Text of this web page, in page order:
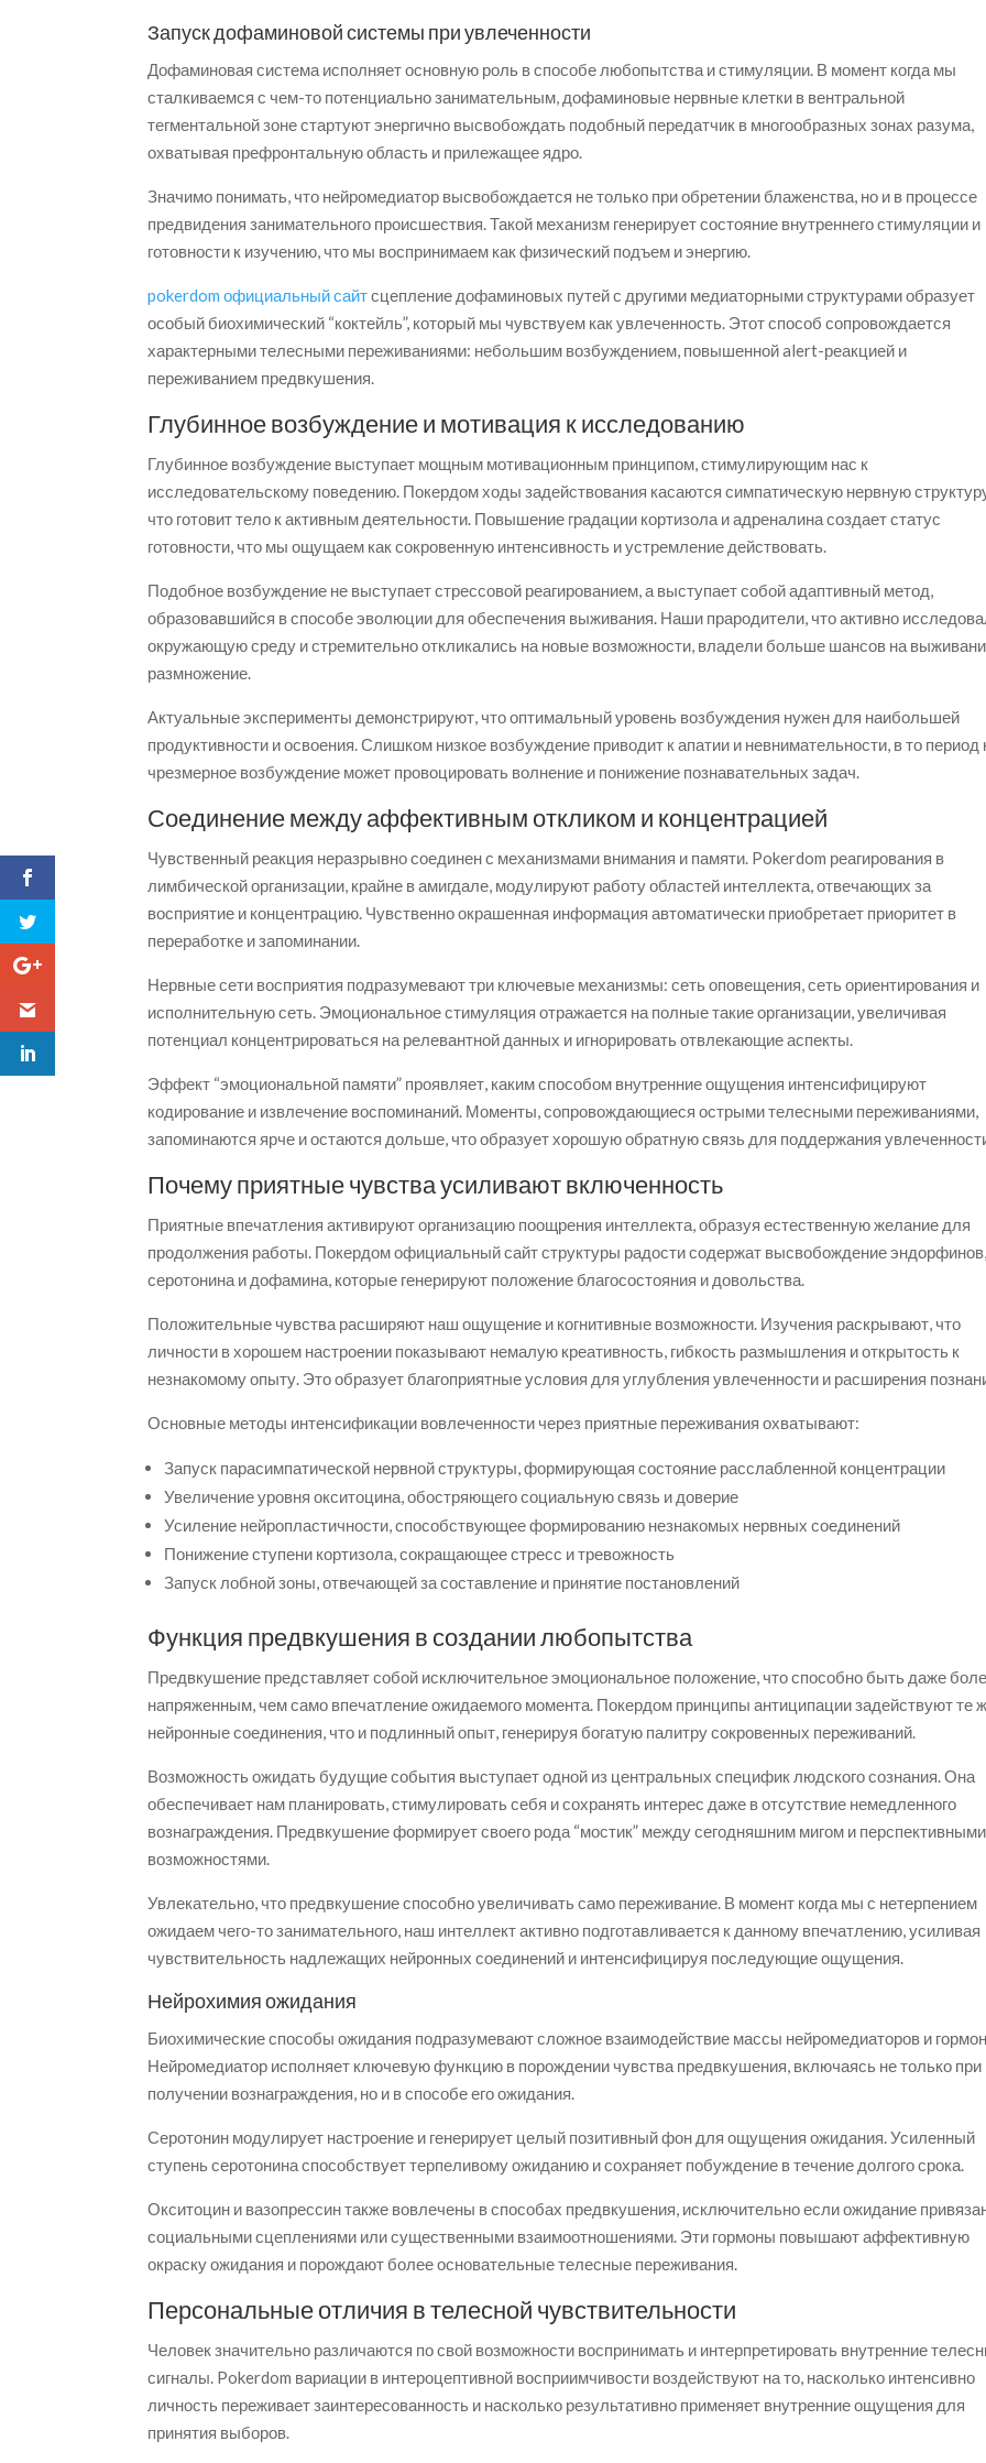
Запуск дофаминовой системы при увлеченности
Дофаминовая система исполняет основную роль в способе любопытства и стимуляции. В момент когда мы
сталкиваемся с чем-то потенциально занимательным, дофаминовые нервные клетки в вентральной
тегментальной зоне стартуют энергично высвобождать подобный передатчик в многообразных зонах разума,
охватывая префронтальную область и прилежащее ядро.
Значимо понимать, что нейромедиатор высвобождается не только при обретении блаженства, но и в процессе
предвидения занимательного происшествия. Такой механизм генерирует состояние внутреннего стимуляции и
готовности к изучению, что мы воспринимаем как физический подъем и энергию.
pokerdom официальный сайтсцепление дофаминовых путей с другими медиаторными структурами образует
особый биохимический “коктейль”, который мы чувствуем как увлеченность. Этот способ сопровождается
характерными телесными переживаниями: небольшим возбуждением, повышенной alert-реакцией и
переживанием предвкушения.
Глубинное возбуждение и мотивация к исследованию
Глубинное возбуждение выступает мощным мотивационным принципом, стимулирующим нас к
исследовательскому поведению. Покердом ходы задействования касаются симпатическую нервную
что готовит тело к активным деятельности. Повышение градации кортизола и адреналина создает статус
готовности, что мы ощущаем как сокровенную интенсивность и устремление действовать.
Подобное возбуждение не выступает стрессовой реагированием, а выступает собой адаптивный метод,
образовавшийся в способе эволюции для обеспечения выживания. Наши прародители, что активно
окружающую среду и стремительно откликались на новые возможности, владели больше шансов на
размножение.
Актуальные эксперименты демонстрируют, что оптимальный уровень возбуждения нужен для наибольшей
продуктивности и освоения. Слишком низкое возбуждение приводит к апатии и невнимательности, в то период
чрезмерное возбуждение может провоцировать волнение и понижение познавательных задач.
Соединение между аффективным откликом и концентрацией
Чувственный реакция неразрывно соединен с механизмами внимания и памяти. Pokerdom реагирования в
лимбической организации, крайне в амигдале, модулируют работу областей интеллекта, отвечающих за
восприятие и концентрацию. Чувственно окрашенная информация автоматически приобретает приоритет в
переработке и запоминании.
Нервные сети восприятия подразумевают три ключевые механизмы: сеть оповещения, сеть ориентирования и
исполнительную сеть. Эмоциональное стимуляция отражается на полные такие организации, увеличивая
потенциал концентрироваться на релевантной данных и игнорировать отвлекающие аспекты.
Эффект “эмоциональной памяти” проявляет, каким способом внутренние ощущения интенсифицируют
кодирование и извлечение воспоминаний. Моменты, сопровождающиеся острыми телесными переживаниями,
запоминаются ярче и остаются дольше, что образует хорошую обратную связь для поддержания
Почему приятные чувства усиливают включенность
Приятные впечатления активируют организацию поощрения интеллекта, образуя естественную желание для
продолжения работы. Покердом официальный сайт структуры радости содержат высвобождение
серотонина и дофамина, которые генерируют положение благосостояния и довольства.
Положительные чувства расширяют наш ощущение и когнитивные возможности. Изучения раскрывают, что
личности в хорошем настроении показывают немалую креативность, гибкость размышления и открытость к
незнакомому опыту. Это образует благоприятные условия для углубления увлеченности и расширения
Основные методы интенсификации вовлеченности через приятные переживания охватывают:
Запуск парасимпатической нервной структуры, формирующая состояние расслабленной концентрации
Увеличение уровня окситоцина, обостряющего социальную связь и доверие
Усиление нейропластичности, способствующее формированию незнакомых нервных соединений
Понижение ступени кортизола, сокращающее стресс и тревожность
Запуск лобной зоны, отвечающей за составление и принятие постановлений
Функция предвкушения в создании любопытства
Предвкушение представляет собой исключительное эмоциональное положение, что способно быть даже
напряженным, чем само впечатление ожидаемого момента. Покердом принципы антиципации задействуют те
нейронные соединения, что и подлинный опыт, генерируя богатую палитру сокровенных переживаний.
Возможность ожидать будущие события выступает одной из центральных специфик людского сознания. Она
обеспечивает нам планировать, стимулировать себя и сохранять интерес даже в отсутствие немедленного
вознаграждения. Предвкушение формирует своего рода “мостик” между сегодняшним мигом и перспективными
возможностями.
Увлекательно, что предвкушение способно увеличивать само переживание. В момент когда мы с нетерпением
ожидаем чего-то занимательного, наш интеллект активно подготавливается к данному впечатлению, усиливая
чувствительность надлежащих нейронных соединений и интенсифицируя последующие ощущения.
Нейрохимия ожидания
Биохимические способы ожидания подразумевают сложное взаимодействие массы нейромедиаторов и
Нейромедиатор исполняет ключевую функцию в порождении чувства предвкушения, включаясь не только при
получении вознаграждения, но и в способе его ожидания.
Серотонин модулирует настроение и генерирует целый позитивный фон для ощущения ожидания. Усиленный
ступень серотонина способствует терпеливому ожиданию и сохраняет побуждение в течение долгого срока.
Окситоцин и вазопрессин также вовлечены в способах предвкушения, исключительно если ожидание
социальными сцеплениями или существенными взаимоотношениями. Эти гормоны повышают аффективную
окраску ожидания и порождают более основательные телесные переживания.
Персональные отличия в телесной чувствительности
Человек значительно различаются по свой возможности воспринимать и интерпретировать внутренние
сигналы. Pokerdom вариации в интероцептивной восприимчивости воздействуют на то, насколько интенсивно
личность переживает заинтересованность и насколько результативно применяет внутренние ощущения для
принятия выборов.